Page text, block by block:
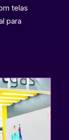
telas
para